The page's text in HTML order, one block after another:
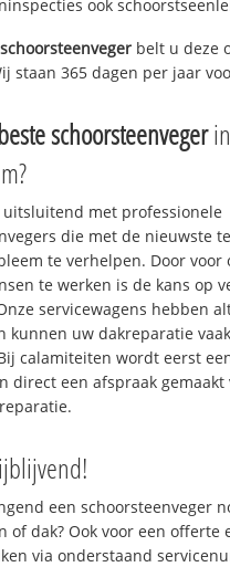
ook
belt u deze
staan 365 dagen per jaar
schoorsteenveger
uitsluitend met professionele
die met de nieuwste
te verhelpen. Door voor
te werken is de kans op
servicewagens hebben
kunnen uw dakreparatie
calamiteiten wordt eerst
direct een afspraak gemaakt
een schoorsteenveger
of dak? Ook voor een offerte
via onderstaand